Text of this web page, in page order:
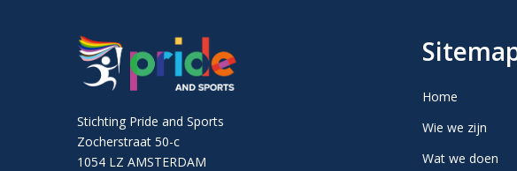
Stichting Pride and Sports
Zocherstraat 50-c
1054 LZ AMSTERDAM
Home
Wie we zijn
Wat we doen